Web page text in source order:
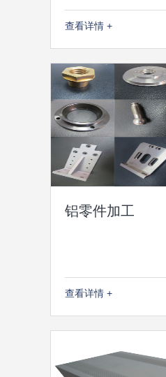
查看详情 +
铝零件加工
查看详情 +